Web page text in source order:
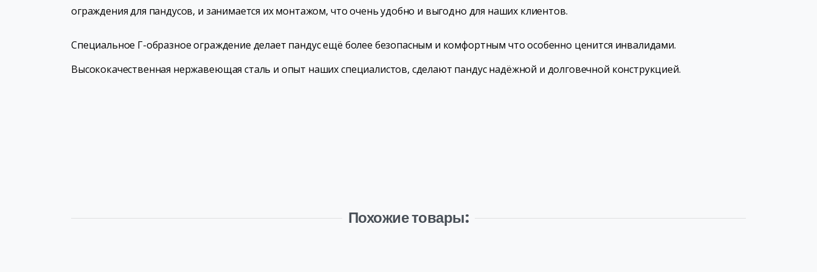
ограждения для пандусов, и занимается их монтажом, что очень удобно и выгодно для наших клиентов.
Специальное Г-образное ограждение делает пандус ещё более безопасным и комфортным что особенно ценится инвалидами.
Высококачественная нержавеющая сталь и опыт наших специалистов, сделают пандус надёжной и долговечной конструкцией.
Похожие товары: